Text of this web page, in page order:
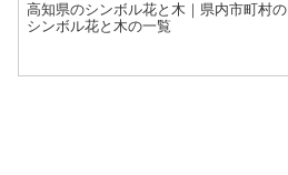
高知県のシンボル花と木｜県内市町村の
シンボル花と木の一覧